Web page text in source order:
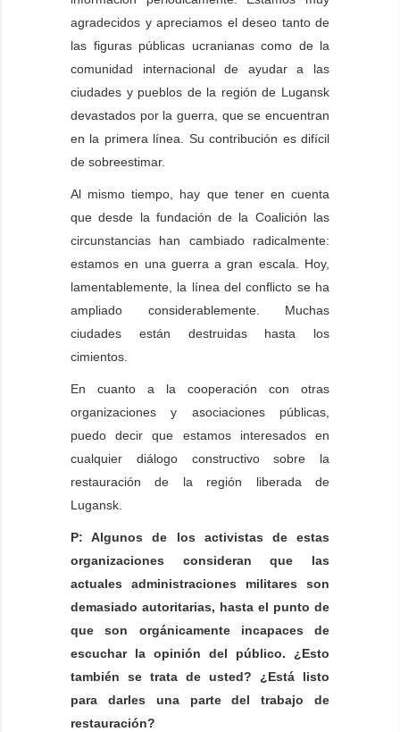
agradecidos y apreciamos el deseo tanto de
las figuras públicas ucranianas como de la
comunidad internacional de ayudar a las
ciudades y pueblos de la región de Lugansk
devastados por la guerra, que se encuentran
en la primera línea. Su contribución es difícil
de sobreestimar.
Al mismo tiempo, hay que tener en cuenta
que desde la fundación de la Coalición las
circunstancias han cambiado radicalmente:
estamos en una guerra a gran escala. Hoy,
lamentablemente, la línea del conflicto se ha
ampliado considerablemente. Muchas
ciudades están destruidas hasta los
cimientos.
En cuanto a la cooperación con otras
organizaciones y asociaciones públicas,
puedo decir que estamos interesados ​​en
cualquier diálogo constructivo sobre la
restauración de la región liberada de
Lugansk.
P: Algunos de los activistas de estas
organizaciones consideran que las
actuales administraciones militares son
demasiado autoritarias, hasta el punto de
que son orgánicamente incapaces de
escuchar la opinión del público. ¿Esto
también se trata de usted? ¿Está listo
para darles una parte del trabajo de
restauración?